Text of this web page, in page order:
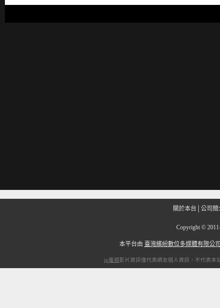
關於本台 公司簡
Copyright ©
本平台由 臺灣繽紛數位多媒體有限公
ip電視影片資訊僅代表網友個人資訊，不代表本